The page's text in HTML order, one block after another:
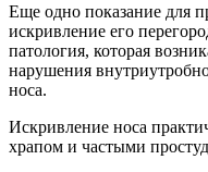
Еще одно показание для
искривление его
патология, которая
нарушения
носа.
Искривление носа
храпом и частыми